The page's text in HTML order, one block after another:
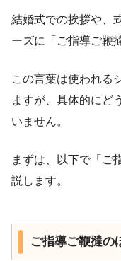
結婚式での挨拶や、
ーズに「ご指導ご鞭
この言葉は使われる
ますが、具体的にど
いません。
まずは、以下で「ご
説します。
ご指導ご鞭撻の